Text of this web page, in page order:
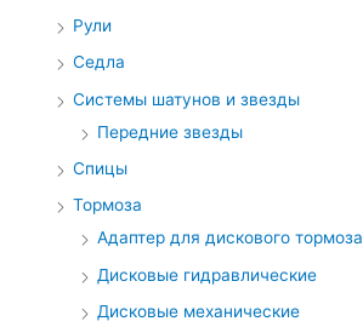
Рули
Седла
Системы шатунов и звезды
Передние звезды
Спицы
Тормоза
Адаптер для дискового тормоза
Дисковые гидравлические
Дисковые механические